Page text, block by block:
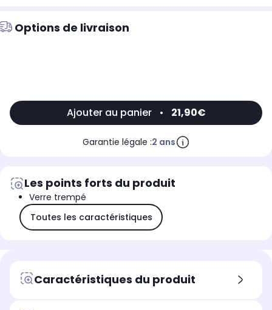
Options de livraison
Ajouter au panier • 21,90€
Garantie légale :2 ans
Les points forts du produit
Verre trempé
Toutes les caractéristiques
Caractéristiques du produit